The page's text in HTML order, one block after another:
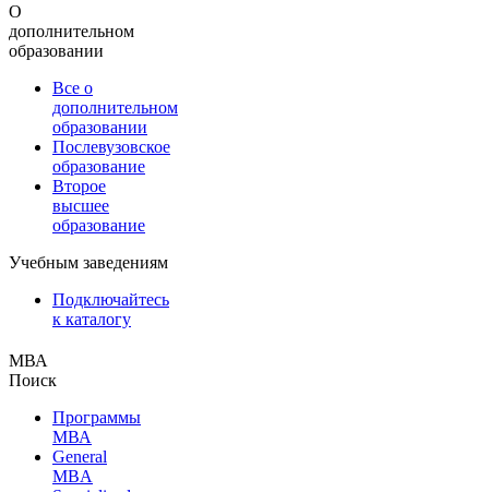
О
дополнительном
образовании
Все о
дополнительном
образовании
Послевузовское
образование
Второе
высшее
образование
Учебным заведениям
Подключайтесь
к каталогу
МВА
Поиск
Программы
МВА
General
MBA